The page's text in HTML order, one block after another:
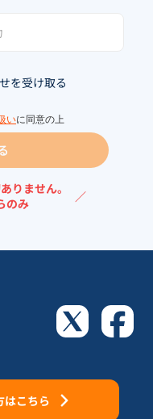
を受け取る
いに同意の上
りません。
のみ
／
はこちら